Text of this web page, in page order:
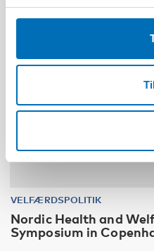
VELFÆRDSPOLITIK
Nordic Health and
Symposium in